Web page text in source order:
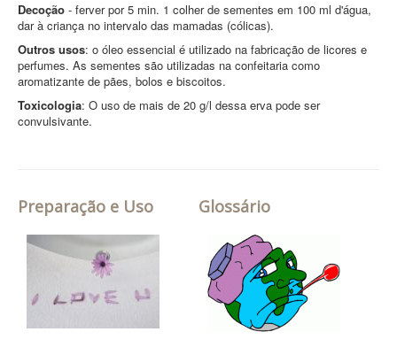
Decoção - ferver por 5 min. 1 colher de sementes em 100 ml d'água,
dar à criança no intervalo das mamadas (cólicas).
Outros usos: o óleo essencial é utilizado na fabricação de licores e
perfumes. As sementes são utilizadas na confeitaria como
aromatizante de pães, bolos e biscoitos.
Toxicologia: O uso de mais de 20 g/l dessa erva pode ser
convulsivante.
Preparação e Uso Glossário